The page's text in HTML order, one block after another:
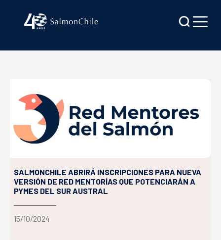
SALMONCHILE ABRIRÁ INSCRIPCIONES PARA NUEVA
VERSIÓN DE RED MENTORÍAS QUE POTENCIARÁN A
PYMES DEL SUR AUSTRAL
15/10/2024